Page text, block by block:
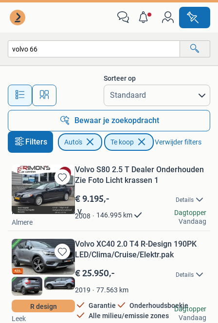
Alle afstanden…
Sorteer op
Bewaar je zoekopdracht
Filters Auto's Te koop Verwijder filters
Bewaren
Mijn
Favorieten
Volvo S80 2.5 T Dealer Onderhouden
Zie Foto Licht krassen 1
€ 9.195,- Details
2008 146.995 km
Rimons Car Center B.V.
Almere
Dagtopper
Vandaag
Bewaren
in
Mijn
Favorieten
R design
Volvo XC40 2.0 T4 R-Design 190PK
LED/Clima/Cruise/Elektr.pak
€ 25.950,- Details
2019 77.563 km
Garantie
Onderhoudsboekje
Alle milieu/emissie zones
De Autopoort
Leek
Dagtopper
Vandaag